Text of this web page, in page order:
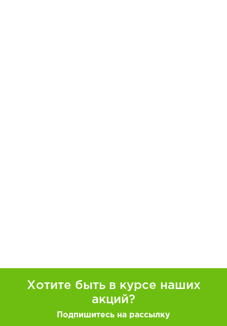
Хотите быть в курсе наших
акций?
Подпишитесь на рассылку